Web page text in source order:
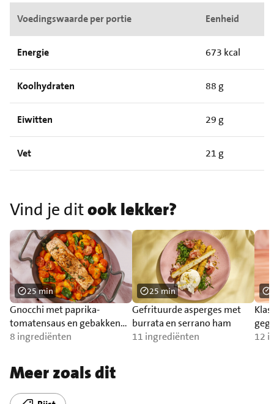
Voedingswaarde per portie Eenheid
Energie 673 kcal
Koolhydraten 88 g
Eiwitten 29 g
Vet 21 g
Vind je ditook lekker?
Gnocchi met paprika-
tomatensaus en gebakken
zalm
8 ingrediënten
25 min
Gefrituurde asperges met
burrata en serrano ham
11 ingrediënten
25 min
12
Meer zoals dit